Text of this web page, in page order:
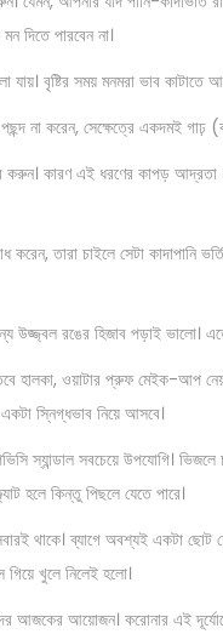
n
দিতে পারবেন না।
যায়। বৃষ্টির সময় মনমরা ভাব
না করেন, সেক্ষেত্রে একদমই
কারণ এই ধরণের কাপড় আদ্রতা
করেন, তারা চাইলে সেটা কাদাপানি
উজ্জ্বল রঙের হিজাব পড়াই ভালো।
হালকা, ওয়াটার প্রুফ মেইক-আপ
স্নিগ্ধভাব নিয়ে আসবে।
স্যান্ডাল সবচেয়ে উপযোগি।
হলে কিন্তু পিছলে যেতে পারে।
থাকে। ব্যাগে অবশ্যই একটা ছোট
খুলে নিলেই হলো।
আজকের আয়োজন। করোনার এই